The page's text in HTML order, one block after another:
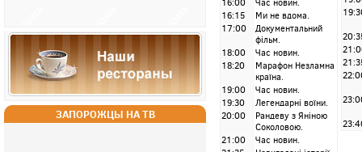
ЗАПОРОЖЦЫ НА ТВ
16:00
Час новин.
16:15
Ми не вдома.
17:00
Документальний
фільм.
18:00
Час новин.
18:20
Марафон Незламна
країна.
19:00
Час новин.
19:30
Легендарні воїни.
20:00
Рандеву з Яніною
Соколовою.
21:00
Час новин.